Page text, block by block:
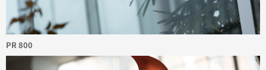
PR 800